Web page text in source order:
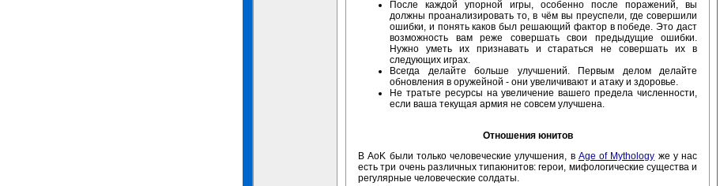
После каждой упорной игры, особенно после поражений, вы
должны проанализировать то, в чём вы преуспели, где совершили
ошибки, и понять каков был решающий фактор в победе. Это даст
возможность вам реже совершать свои предыдущие ошибки.
Нужно уметь их признавать и стараться не совершать их в
следующих играх.
Всегда делайте больше улучшений. Первым делом делайте
обновления в оружейной - они увеличивают и атаку и здоровье.
Не тратьте ресурсы на увеличение вашего предела численности,
если ваша текущая армия не совсем улучшена.
Отношения юнитов
В AoK были только человеческие улучшения, в Age of Mythology же у нас
есть три очень различных типаюнитов: герои, мифологические существа и
регулярные человеческие солдаты.